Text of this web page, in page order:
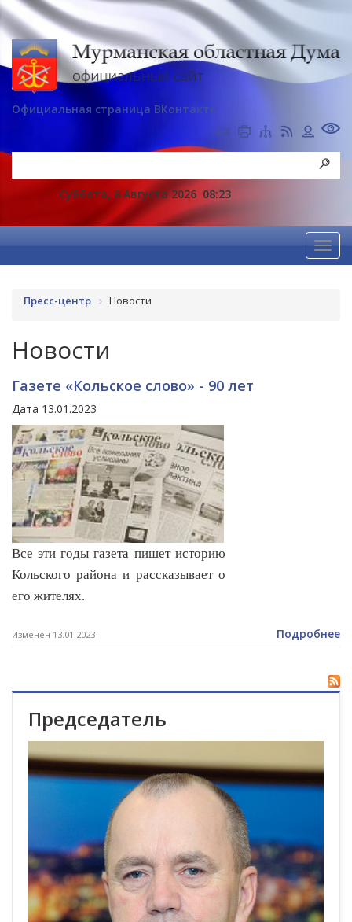
Официальная страница ВКонтакте
Суббота, 8 Августа 2026 08:23
Пресс-центр Новости
Новости
Газете «Кольское слово» - 90 лет
Дата 13.01.2023
Все эти годы газета пишет историю
Кольского района и рассказывает о
его жителях.
Изменен 13.01.2023 Подробнее
Председатель